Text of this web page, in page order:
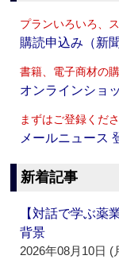
プランいろいろ、
購読申込み（新
書籍、電子商材の
オンラインショ
まずはご登録くだ
メールニュース
新着記事
【対話で学ぶ薬
背景
2026年08月10日 (